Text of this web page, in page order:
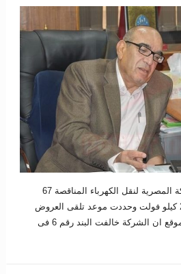
باور نيوز خاص طرحت الشركة المصرية لنقل الكهرباء المناقصة 67
لتوريد 20 الف عازل جهد 220 كيلو فولت وحددت موعد تلقى العروض
يوم 21 يونيو الجارى وعلم الموقع ان الشركة خالفت البند رقم 6 فى